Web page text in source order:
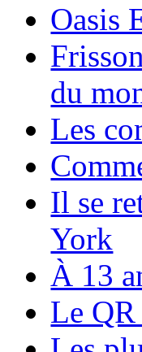
Oasis
du
Les
Il se
York
À 13
Le QR